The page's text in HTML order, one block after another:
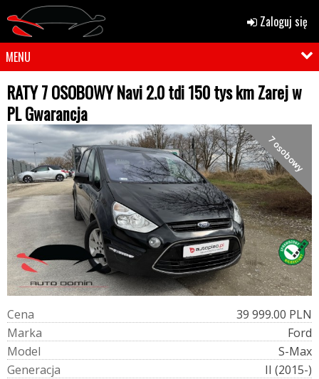
Zaloguj się
MENU
RATY 7 OSOBOWY Navi 2.0 tdi 150 tys km Zarej w
PL Gwarancja
7 osobowy
Cena
39 999.00 PLN
Marka
Ford
Model
S-Max
Generacja
II (2015-)